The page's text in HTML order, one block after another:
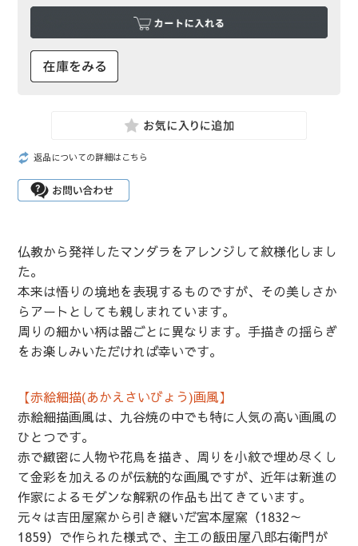
返品についての詳細はこちら
仏教から発祥したマンダラをアレンジして紋様化しまし
た。
本来は悟りの境地を表現するものですが、その美しさか
らアートとしても親しまれています。
周りの細かい柄は器ごとに異なります。手描きの揺らぎ
をお楽しみいただければ幸いです。
【赤絵細描(あかえさいびょう)画風】
赤絵細描画風は、九谷焼の中でも特に人気の高い画風の
ひとつです。
赤で緻密に人物や花鳥を描き、周りを小紋で埋め尽くし
て金彩を加えるのが伝統的な画風ですが、近年は新進の
作家によるモダンな解釈の作品も出てきています。
元々は吉田屋窯から引き継いだ宮本屋窯（1832～
1859）で作られた様式で、主工の飯田屋八郎右衛門が